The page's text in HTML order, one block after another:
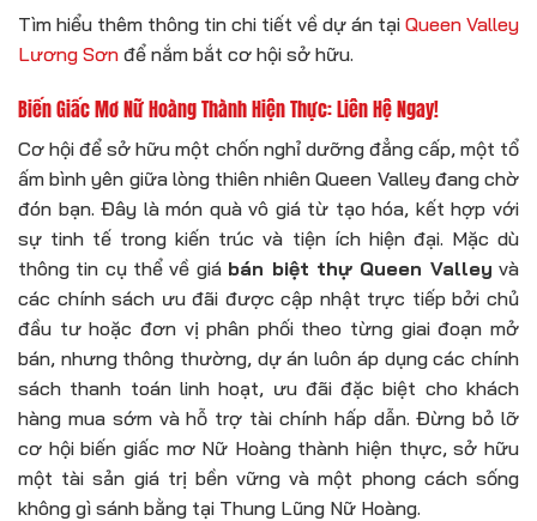
Tìm hiểu thêm thông tin chi tiết về dự án tại Queen Valley
Lương Sơn để nắm bắt cơ hội sở hữu.
Biến Giấc Mơ Nữ Hoàng Thành Hiện Thực: Liên Hệ Ngay!
Cơ hội để sở hữu một chốn nghỉ dưỡng đẳng cấp, một tổ
ấm bình yên giữa lòng thiên nhiên Queen Valley đang chờ
đón bạn. Đây là món quà vô giá từ tạo hóa, kết hợp với
sự tinh tế trong kiến trúc và tiện ích hiện đại. Mặc dù
thông tin cụ thể về giá bán biệt thự Queen Valley và
các chính sách ưu đãi được cập nhật trực tiếp bởi chủ
đầu tư hoặc đơn vị phân phối theo từng giai đoạn mở
bán, nhưng thông thường, dự án luôn áp dụng các chính
sách thanh toán linh hoạt, ưu đãi đặc biệt cho khách
hàng mua sớm và hỗ trợ tài chính hấp dẫn. Đừng bỏ lỡ
cơ hội biến giấc mơ Nữ Hoàng thành hiện thực, sở hữu
một tài sản giá trị bền vững và một phong cách sống
không gì sánh bằng tại Thung Lũng Nữ Hoàng.